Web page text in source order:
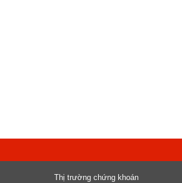
Thị trường chứng khoán